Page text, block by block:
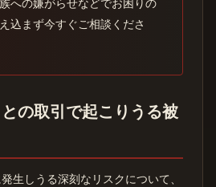
への嫌がらせなどでお困りの
込まず今すぐご相談くださ
の取引で起こりうる被
生しうる深刻なリスクについて、